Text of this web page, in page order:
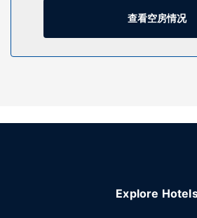
一定要享受一下热水浴缸、健身中心和
英尺）的空间，包括会议场地和会议室
查看空房情况
Explore